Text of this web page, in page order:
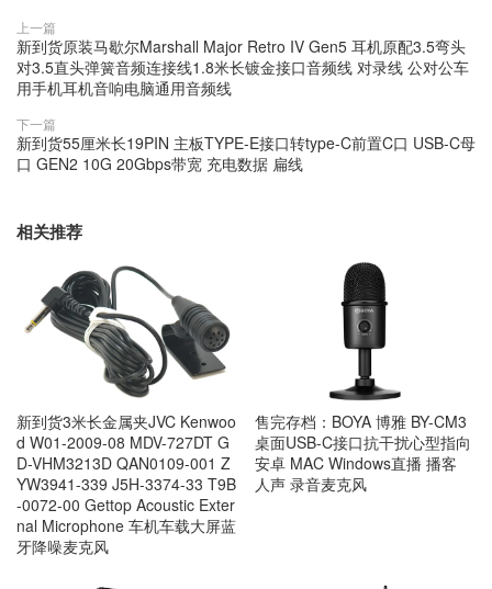
上一篇
新到货原装马歇尔Marshall Major Retro IV Gen5 耳机原配3.5弯头
对3.5直头弹簧音频连接线1.8米长镀金接口音频线 对录线 公对公车
用手机耳机音响电脑通用音频线
下一篇
新到货55厘米长19PIN 主板TYPE-E接口转type-C前置C口 USB-C母
口 GEN2 10G 20Gbps带宽 充电数据 扁线
相关推荐
新到货3米长金属夹JVC Kenwoo
d W01-2009-08 MDV-727DT G
D-VHM3213D QAN0109-001 Z
YW3941-339 J5H-3374-33 T9B
-0072-00 Gettop Acoustic Exter
nal Microphone 车机车载大屏蓝
牙降噪麦克风
售完存档：BOYA 博雅 BY-CM3
桌面USB-C接口抗干扰心型指向
安卓 MAC Windows直播 播客
人声 录音麦克风